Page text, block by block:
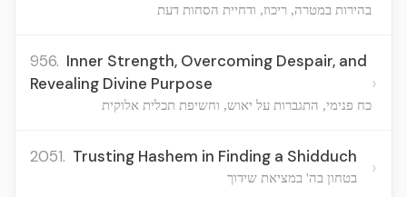
בהירות במטרה, ריכוז, ודחיית הסחות דעת
956. Inner Strength, Overcoming Despair, and
Revealing Divine Purpose
כח פנימי, התגברות על יאוש, וחשיפת תכלית אלוקית
›
2051. Trusting Hashem in Finding a Shidduch
בטחון בה' במציאת שידוך ›